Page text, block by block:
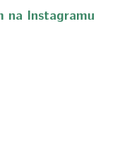
na Instagramu